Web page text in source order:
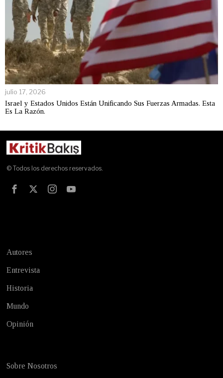
julio 17, 2026
Israel y Estados Unidos Están Unificando Sus Fuerzas Armadas. Esta
Es La Razón.
© Todos los derechos reservados.
Autores
Entrevista
Historia
Mundo
Opinión
Sobre Nosotros